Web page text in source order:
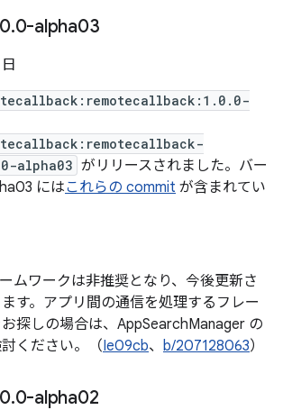
0.0-alpha03
alpha03 がリリースされました。バー
にはこれらの commit が含まれてい
ムワークは非推奨となり、今後更新さ
す。アプリ間の通信を処理するフレー
探しの場合は、AppSearchManager の
ください。（Ie09cb、 b/207128063）
0.0-alpha02